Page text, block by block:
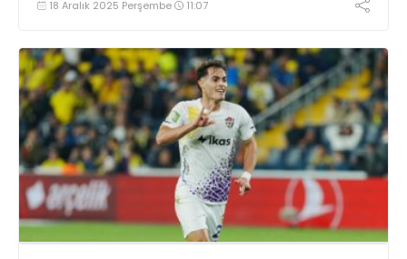
18 Aralık 2025 Perşembe 11:07